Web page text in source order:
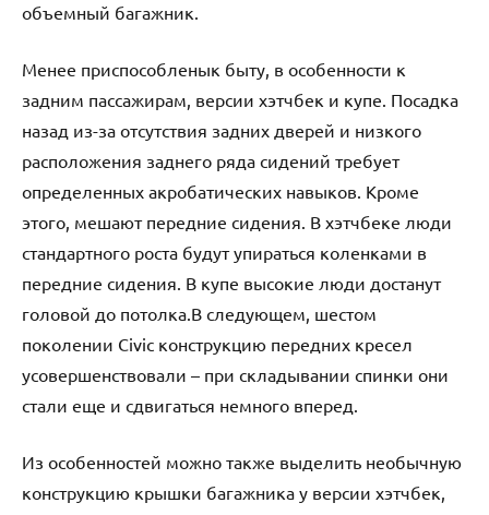
объемный багажник.
Менее приспособленык быту, в особенности к
задним пассажирам, версии хэтчбек и купе. Посадка
назад из-за отсутствия задних дверей и низкого
расположения заднего ряда сидений требует
определенных акробатических навыков. Кроме
этого, мешают передние сидения. В хэтчбеке люди
стандартного роста будут упираться коленками в
передние сидения. В купе высокие люди достанут
головой до потолка.В следующем, шестом
поколении Civic конструкцию передних кресел
усовершенствовали – при складывании спинки они
стали еще и сдвигаться немного вперед.
Из особенностей можно также выделить необычную
конструкцию крышки багажника у версии хэтчбек,